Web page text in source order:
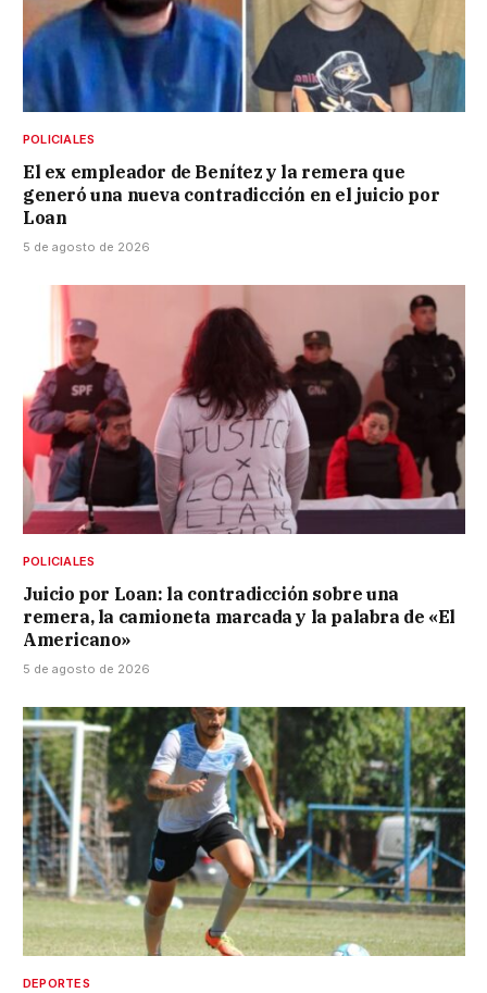
POLICIALES
El ex empleador de Benítez y la remera que
generó una nueva contradicción en el juicio por
Loan
5 de agosto de 2026
POLICIALES
Juicio por Loan: la contradicción sobre una
remera, la camioneta marcada y la palabra de «El
Americano»
5 de agosto de 2026
DEPORTES